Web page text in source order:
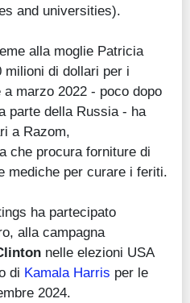
and universities).
alla moglie Patricia
milioni di dollari per i
marzo 2022 - poco dopo
parte della Russia - ha
a Razom,
che procura forniture di
mediche per curare i feriti.
ha partecipato
alla campagna
nelle elezioni USA
di Kamala Harris per le
2024.